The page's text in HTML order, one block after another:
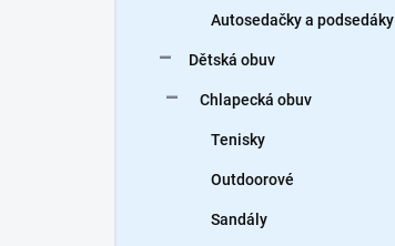
Autosedačky a podsedáky
Dětská obuv
Chlapecká obuv
Tenisky
Outdoorové
Sandály